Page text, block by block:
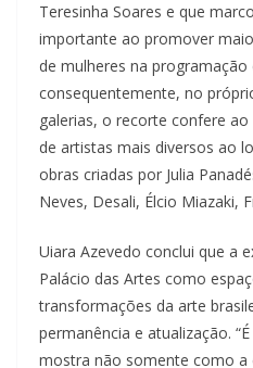
Teresinha Soares e que
importante ao promover
de mulheres na programação
consequentemente, no
galerias, o recorte confere
de artistas mais diversos ao
obras criadas por Julia
Neves, Desali, Élcio Miazaki,
Uiara Azevedo conclui que a
Palácio das Artes como
transformações da arte
permanência e atualização.
mostra não somente como a